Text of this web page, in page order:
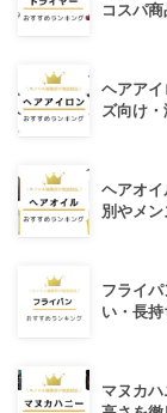
コスパ商
ヘアア
ズ向け
ヘアオ
別やメン
フライ
い・長持
マヌカ